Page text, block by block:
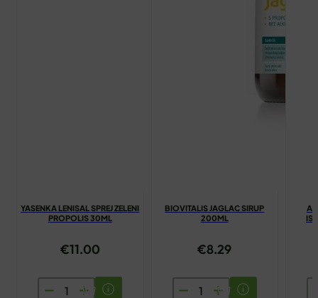
YASENKA LENISAL SPREJ ZELENI
PROPOLIS 30ML
€11.00
YASENKA
BIOVITALIS JAGLAC SIRUP
200ML
€8.29
BIOVITALIS